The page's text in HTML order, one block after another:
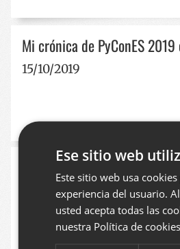
Mi crónica de PyConES
15/10/2019
Publicada la versión 5.2 de
para Python 3
23/07/2019
Ese sitio web
Este sitio web usa
experiencia del usuario.
usted acepta todas las
nuestra Política de